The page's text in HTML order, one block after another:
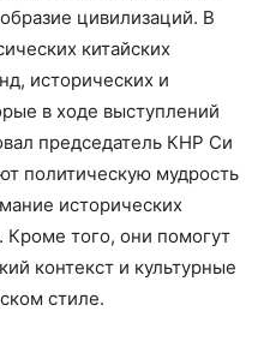
цивилизаций. В
китайских
исторических и
в ходе выступлений
председатель КНР Си
политическую мудрость
исторических
того, они помогут
контекст и культурные
стиле.